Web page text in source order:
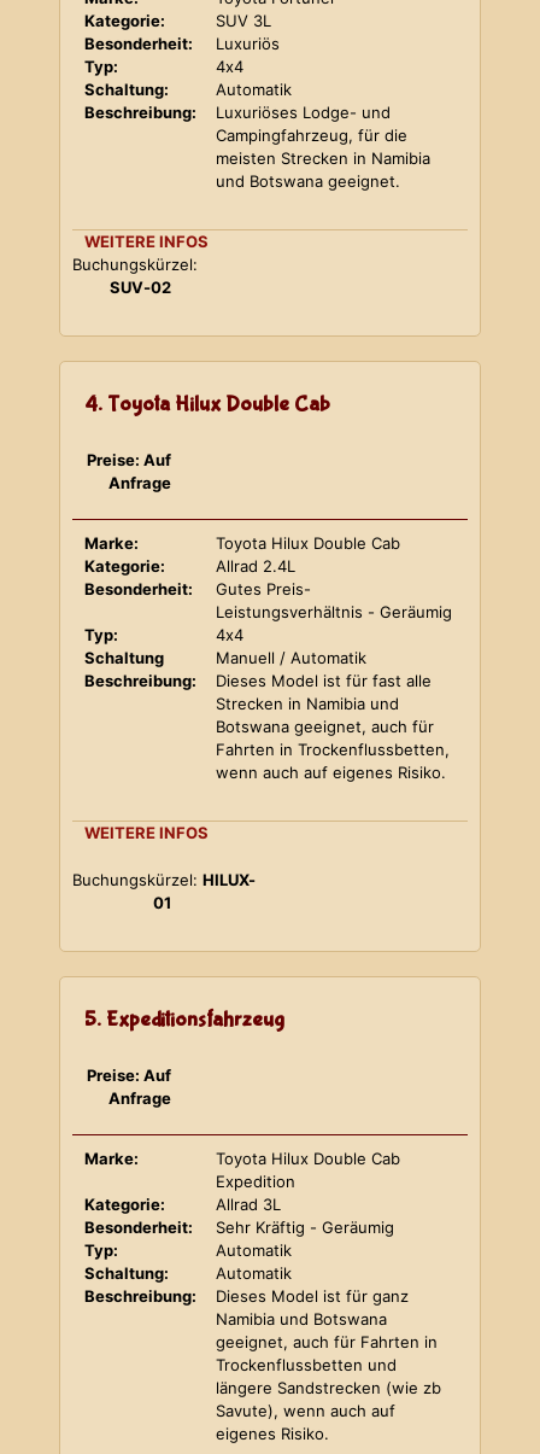
Kategorie:
SUV 3L
Besonderheit:
Luxuriös
Typ:
4x4
Schaltung:
Automatik
Beschreibung:
Luxuriöses Lodge- und
Campingfahrzeug, für die
meisten Strecken in Namibia
und Botswana geeignet.
WEITERE INFOS
Buchungskürzel:
SUV-02
4. Toyota Hilux Double Cab
Preise: Auf
Anfrage
Marke:
Toyota Hilux Double Cab
Kategorie:
Allrad 2.4L
Besonderheit:
Gutes Preis-
Leistungsverhältnis - Geräumig
Typ:
4x4
Schaltung
Manuell / Automatik
Beschreibung:
Dieses Model ist für fast alle
Strecken in Namibia und
Botswana geeignet, auch für
Fahrten in Trockenflussbetten,
wenn auch auf eigenes Risiko.
WEITERE INFOS
Buchungskürzel: HILUX-
01
5. Expeditionsfahrzeug
Preise: Auf
Anfrage
Marke:
Toyota Hilux Double Cab
Expedition
Kategorie:
Allrad 3L
Besonderheit:
Sehr Kräftig - Geräumig
Typ:
Automatik
Schaltung:
Automatik
Beschreibung:
Dieses Model ist für ganz
Namibia und Botswana
geeignet, auch für Fahrten in
Trockenflussbetten und
längere Sandstrecken (wie zb
Savute), wenn auch auf
eigenes Risiko.